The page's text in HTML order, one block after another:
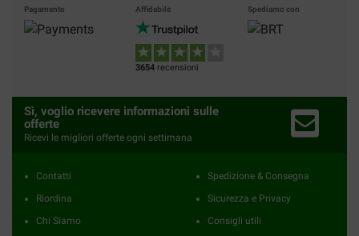
Pagamento Affidabile
3654 recensioni
Spediamo con
Sì, voglio ricevere informazioni sulle
offerte
Ricevi le migliori offerte ogni settimana
Contatti
Riordina
Chi Siamo
Spedizione & Consegna
Sicurezza e Privacy
Consigli utili